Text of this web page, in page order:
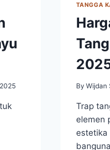
TANGGA
By Wijdan
Trap
elemen
estetika